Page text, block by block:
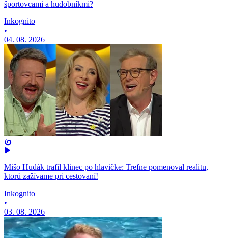
športovcami a hudobníkmi?
Inkognito
•
04. 08. 2026
Mišo Hudák trafil klinec po hlavičke: Trefne pomenoval realitu,
ktorú zažívame pri cestovaní!
Inkognito
•
03. 08. 2026